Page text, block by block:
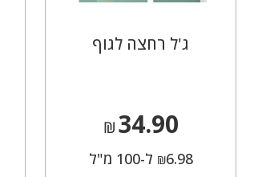
ג'ל רחצה לגוף
₪34.90
₪6.98 ל-100 מ"ל